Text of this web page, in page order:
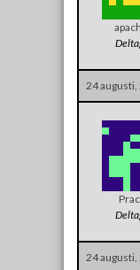
24 augusti,
24 augusti,